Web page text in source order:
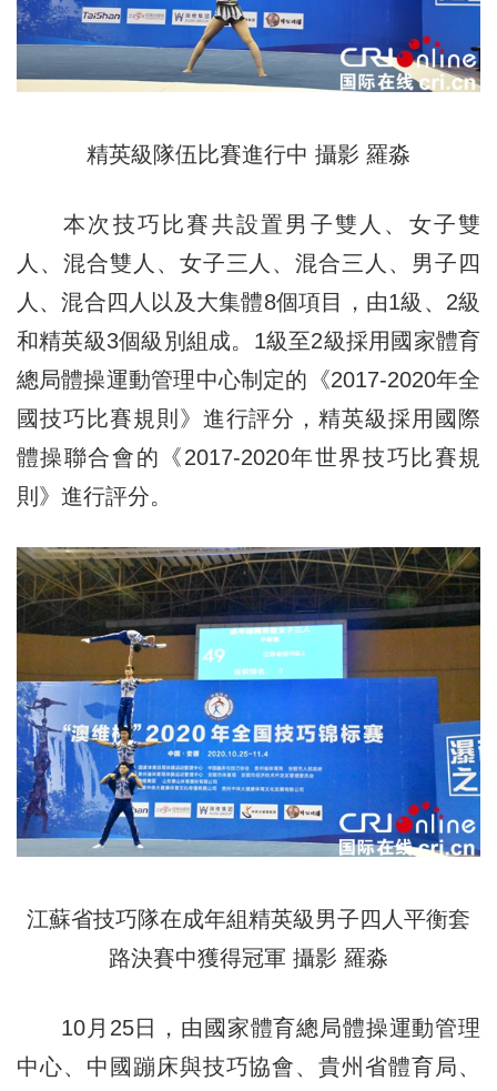
精英級隊伍比賽進行中 攝影 羅淼
本次技巧比賽共設置男子雙人、女子雙
人、混合雙人、女子三人、混合三人、男子四
人、混合四人以及大集體8個項目，由1級、2級
和精英級3個級別組成。1級至2級採用國家體育
總局體操運動管理中心制定的《2017-2020年全
國技巧比賽規則》進行評分，精英級採用國際
體操聯合會的《2017-2020年世界技巧比賽規
則》進行評分。
江蘇省技巧隊在成年組精英級男子四人平衡套
路決賽中獲得冠軍 攝影 羅淼
10月25日，由國家體育總局體操運動管理
中心、中國蹦床與技巧協會、貴州省體育局、